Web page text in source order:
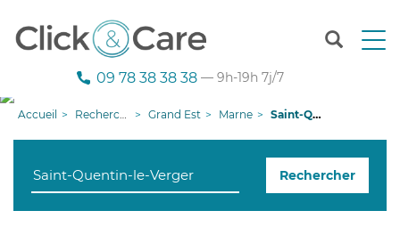
T
n
g
09 78 38 38 38 — 9h-19h 7j/7
Accueil Recherche aide à domicile Grand Est Marne Saint-Quentin-le-Verger
Rechercher